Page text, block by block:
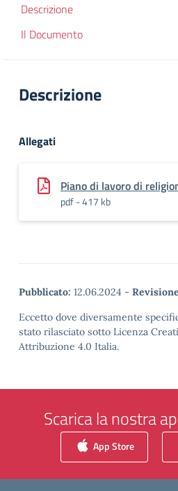
Descrizione
Il Documento
Descrizione
Allegati
Piano di lavoro di
pdf - 417 kb
Pubblicato: 12.06.2024 -
Eccetto dove diversamente
stato rilasciato sotto Licenza
Attribuzione 4.0 Italia.
Scarica la nostra
App Store